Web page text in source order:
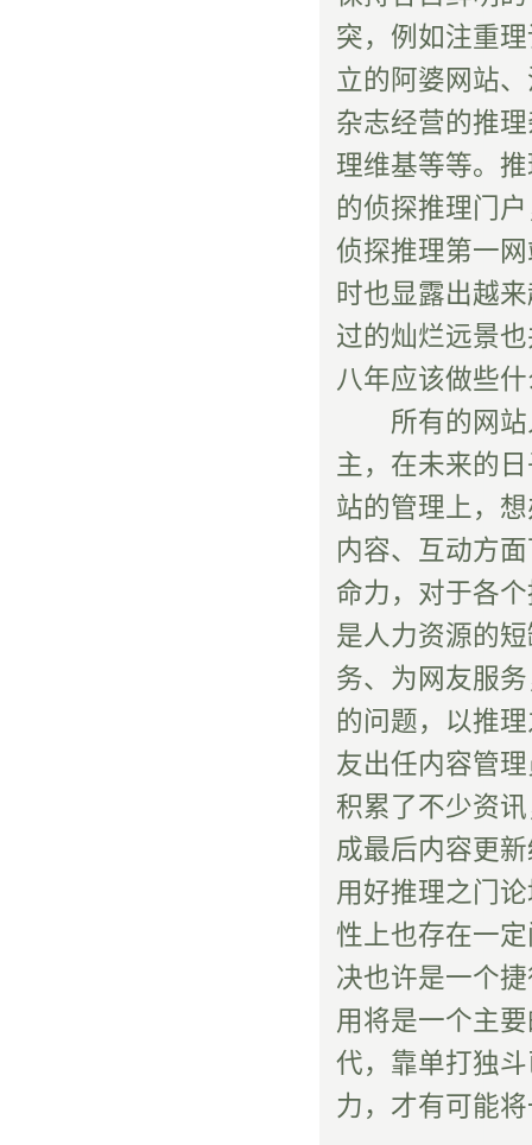
突，例如注重
立的阿婆网站
杂志经营的推
理维基等等。
的侦探推理门
侦探推理第一
时也显露出越
过的灿烂远景
八年应该做些
所有的网站
主，在未来的
站的管理上，
内容、互动方
命力，对于各
是人力资源的
务、为网友服
的问题，以推
友出任内容管
积累了不少资
成最后内容更
用好推理之门
性上也存在一
决也许是一个
用将是一个主
代，靠单打独
力，才有可能